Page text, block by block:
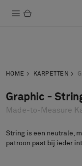
Installatie
HOME KARPETTEN
Graphic -
Made-to-Measure
String is een neutrale,
patroon past bij ieder